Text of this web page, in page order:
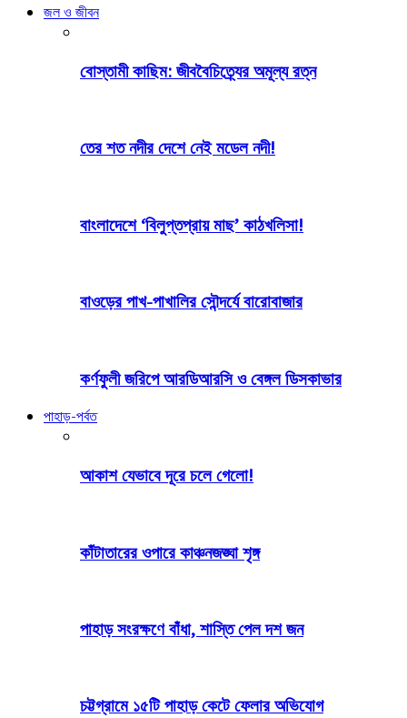
জল ও জীবন
বোস্তামী কাছিম: জীববৈচিত্র্যের অমূল্য রত্ন
তের শত নদীর দেশে নেই মডেল নদী!
বাংলাদেশে ‘বিলুপ্তপ্রায় মাছ’ কাঠখলিসা!
বাওড়ের পাখ-পাখালির সৌন্দর্যে বারোবাজার
কর্ণফুলী জরিপে আরডিআরসি ও বেঙ্গল ডিসকাভার
পাহাড়-পর্বত
আকাশ যেভাবে দূরে চলে গেলো!
কাঁটাতারের ওপারে কাঞ্চনজঙ্ঘা শৃঙ্গ
পাহাড় সংরক্ষণে বাঁধা, শাস্তি পেল দশ জন
চট্টগ্রামে ১৫টি পাহাড় কেটে ফেলার অভিযোগ